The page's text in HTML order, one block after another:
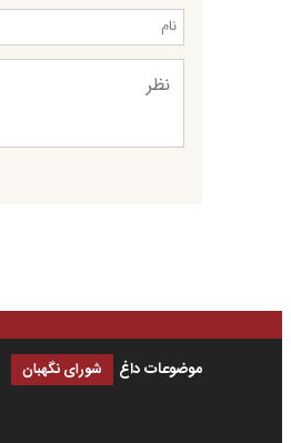
موضوعات داغ شورای نگهبان